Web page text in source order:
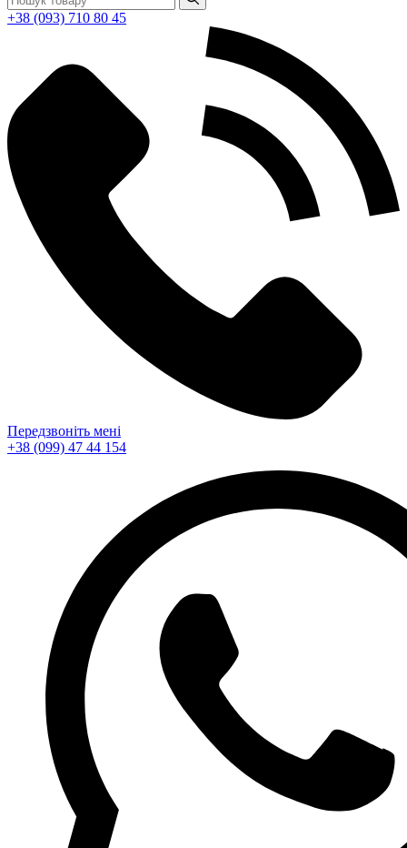
+38 (093) 710 80 45
Передзвоніть мені
+38 (099) 47 44 154